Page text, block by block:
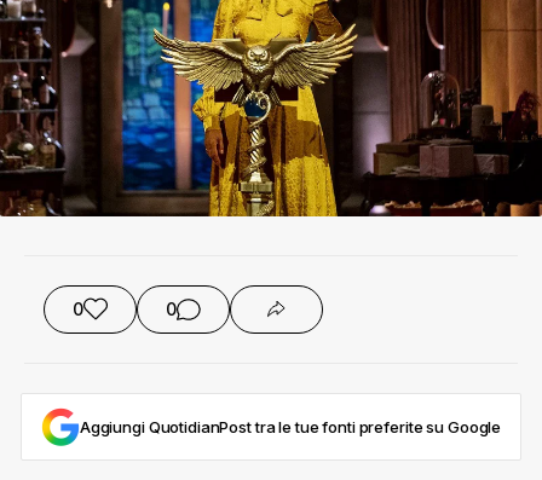
0 0
Aggiungi QuotidianPost tra le tue fonti preferite su Google